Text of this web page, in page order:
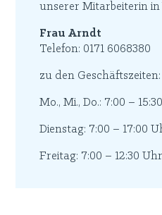
unserer Mitarbeiterin in
Frau Arndt
Telefon: 0171 6068380
zu den Geschäftszeiten:
Mo., Mi., Do.: 7:00 –
Dienstag: 7:00 – 17:00
Freitag: 7:00 – 12:30 Uhr